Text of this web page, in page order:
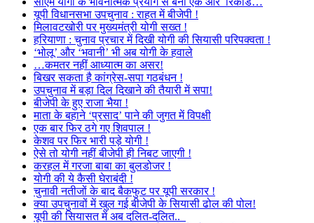
यूपी विधानसभा उपचुनाव : राहत में बीजेपी !
मिलावटखोरी पर मुख्यमंत्री योगी सख्त !
हरियाणा : चुनाव प्रचार में दिखी योगी की सियासी परिपक्वता !
‘भोलू’ और ‘भवानी’ भी अब योगी के हवाले
…कमतर नहीं आध्यात्म का असर!
बिखर सकता है कांग्रेस-सपा गठबंधन !
उपचुनाव में बड़ा दिल दिखाने की तैयारी में सपा!
बीजेपी के हुए राजा भैया !
माता के बहाने ‘प्रसाद’ पाने की जुगत में विपक्षी
एक बार फिर ठगे गए शिवपाल !
केशव पर फिर भारी पड़े योगी !
ऐसे तो योगी नहीं बीजेपी ही निबट जाएगी !
करहल में गरजा बाबा का बुलडोजर !
योगी की ये कैसी घेराबंदी !
चुनावी नतीजों के बाद बैकफुट पर यूपी सरकार !
क्या उपचुनावों में खुल गई बीजेपी के सियासी ढोल की पोल!
यूपी की सियासत में अब दलित-दलित..